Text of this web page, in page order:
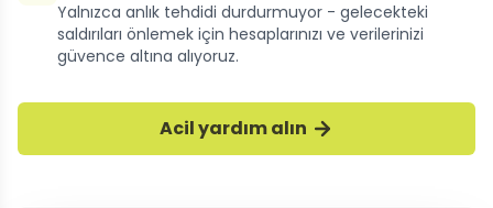
Yalnızca anlık tehdidi durdurmuyor - gelecekteki
saldırıları önlemek için hesaplarınızı ve verilerinizi
güvence altına alıyoruz.
Acil yardım alın